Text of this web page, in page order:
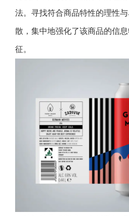
法。寻找符合商品特性的理性
散，集中地强化了该商品的信
征。